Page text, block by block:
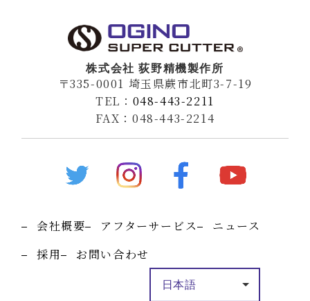
株式会社 荻野精機製作所
〒335-0001 埼玉県蕨市北町3-7-19
TEL： 048-443-2211
FAX：048-443-2214
会社概要 アフターサービス
ニュース
採用
お問い合わせ